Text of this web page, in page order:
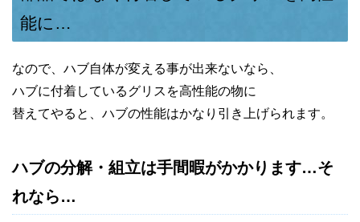
能に…
なので、ハブ自体が変える事が出来ないなら、
ハブに付着しているグリスを高性能の物に
替えてやると、ハブの性能はかなり引き上げられます。
ハブの分解・組立は手間暇がかかります…そ
れなら…